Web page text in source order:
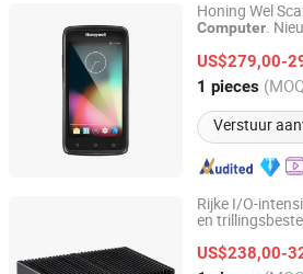
Honing Wel
Computer.
US$279,00-
1 pieces
Verstuur
Suzhou Dellege Electronic
Jiangsu, China Sinds
Rijke I/O-
en
robuuste
industriële
US$238,00-
Guangzhou Xishida Information